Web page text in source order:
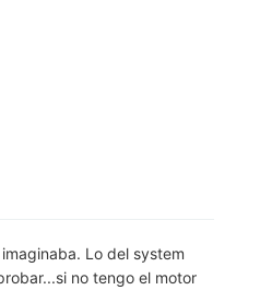
Lo del system
no tengo el motor